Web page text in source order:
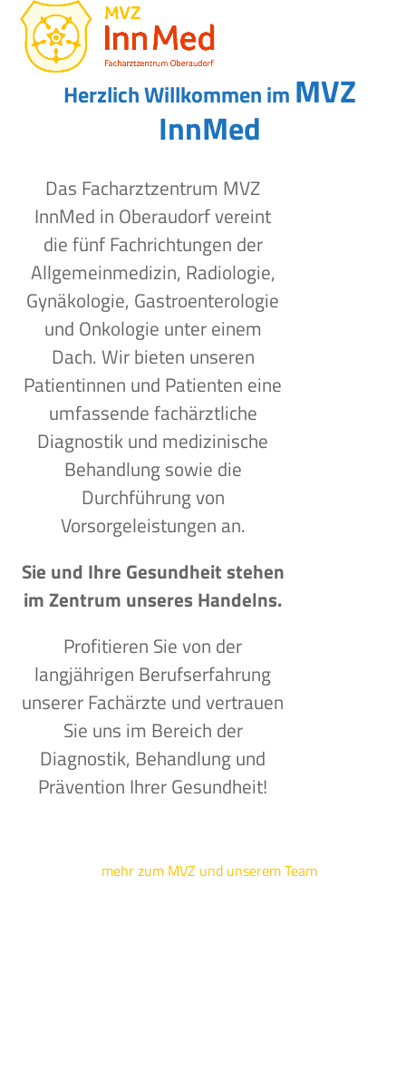
Skip
content
Open
mobile
menu
Close
mobile
menu
Herzlich Willkommen im MVZ
InnMed
Das Facharztzentrum MVZ
InnMed in Oberaudorf vereint
die fünf Fachrichtungen der
Allgemeinmedizin, Radiologie,
Gynäkologie, Gastroenterologie
und Onkologie unter einem
Dach. Wir bieten unseren
Patientinnen und Patienten eine
umfassende fachärztliche
Diagnostik und medizinische
Behandlung sowie die
Durchführung von
Vorsorgeleistungen an.
Sie und Ihre Gesundheit stehen
im Zentrum unseres Handelns.
Profitieren Sie von der
langjährigen Berufserfahrung
unserer Fachärzte und vertrauen
Sie uns im Bereich der
Diagnostik, Behandlung und
Prävention Ihrer Gesundheit!
mehr zum MVZ und unserem Team